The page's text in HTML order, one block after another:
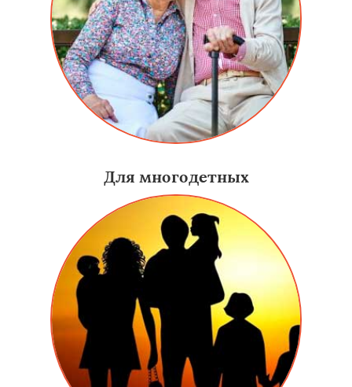
Для многодетных